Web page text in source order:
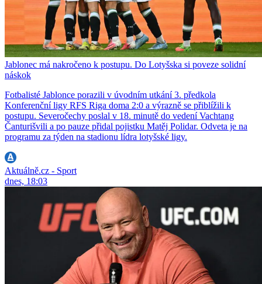
Jablonec má nakročeno k postupu. Do Lotyšska si poveze solidní
náskok
Fotbalisté Jablonce porazili v úvodním utkání 3. předkola
Konferenční ligy RFS Riga doma 2:0 a výrazně se přiblížili k
postupu. Severočechy poslal v 18. minutě do vedení Vachtang
Čanturišvili a po pauze přidal pojistku Matěj Polidar. Odveta je na
programu za týden na stadionu lídra lotyšské ligy.
Aktuálně.cz - Sport
dnes, 18:03